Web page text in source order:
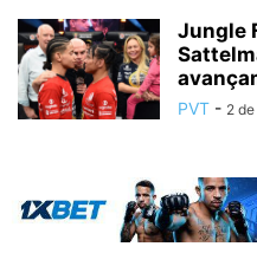
Jungle
PVT - 2